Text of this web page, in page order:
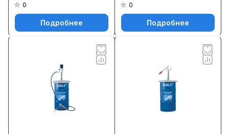
0
Подробнее
0
Подробнее